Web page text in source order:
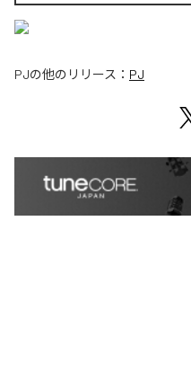
PJの他のリリース： PJ